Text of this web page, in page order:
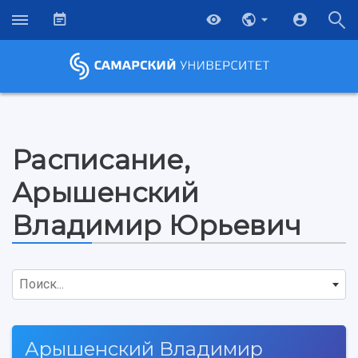
НАЗАД
Об университете
Новости
Образование
Научно-исследовательская деятельность
Расписание,
Арышенский
Владимир Юрьевич
Поиск...
Арышенский Владимир